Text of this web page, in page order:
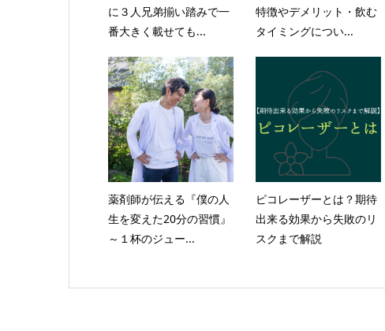
に３人兄弟揃い踏みで一
番大きく載せても...
特徴やデメリット・飲む
タイミングについ...
薬剤師が伝える『僕の人
生を変えた20分の習慣』
～１杯のジュー...
ピコレーザーとは？期待
出来る効果から失敗のリ
スクまで解説